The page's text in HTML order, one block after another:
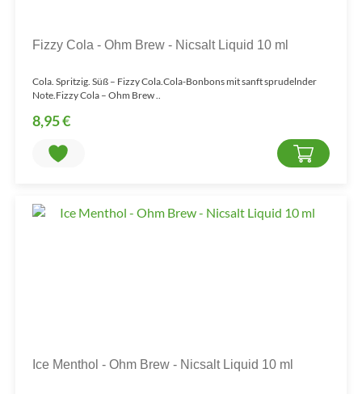
Fizzy Cola - Ohm Brew - Nicsalt Liquid 10 ml
Cola. Spritzig. Süß – Fizzy Cola.Cola-Bonbons mit sanft sprudelnder
Note.Fizzy Cola – Ohm Brew ..
8,95 €
Ice Menthol - Ohm Brew - Nicsalt Liquid 10 ml